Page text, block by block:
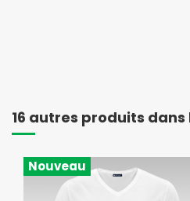
16 autres produits
Nouveau